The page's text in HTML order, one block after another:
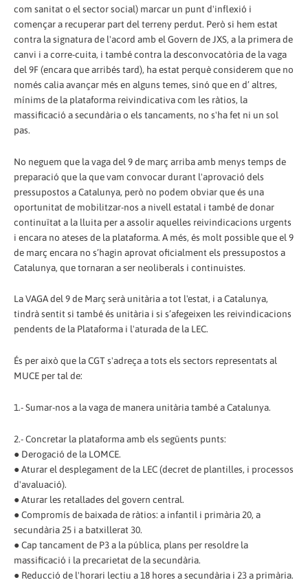
com sanitat o el sector social) marcar un punt d'inflexió i
començar a recuperar part del terreny perdut. Però si hem estat
contra la signatura de l'acord amb el Govern de JXS, a la primera de
canvi i a corre-cuita, i també contra la desconvocatòria de la vaga
del 9F (encara que arribés tard), ha estat perquè considerem que no
només calia avançar més en alguns temes, sinó que en d’ altres,
mínims de la plataforma reivindicativa com les ràtios, la
massificació a secundària o els tancaments, no s'ha fet ni un sol
pas.
No neguem que la vaga del 9 de març arriba amb menys temps de
preparació que la que vam convocar durant l'aprovació dels
pressupostos a Catalunya, però no podem obviar que és una
oportunitat de mobilitzar-nos a nivell estatal i també de donar
continuïtat a la lluita per a assolir aquelles reivindicacions urgents
i encara no ateses de la plataforma. A més, és molt possible que el 9
de març encara no s’hagin aprovat oficialment els pressupostos a
Catalunya, que tornaran a ser neoliberals i continuistes.
La VAGA del 9 de Març serà unitària a tot l'estat, i a Catalunya,
tindrà sentit si també és unitària i si s’afegeixen les reivindicacions
pendents de la Plataforma i l'aturada de la LEC.
És per això que la CGT s'adreça a tots els sectors representats al
MUCE per tal de:
1.- Sumar-nos a la vaga de manera unitària també a Catalunya.
2.- Concretar la plataforma amb els següents punts:
● Derogació de la LOMCE.
● Aturar el desplegament de la LEC (decret de plantilles, i processos
d'avaluació).
● Aturar les retallades del govern central.
● Compromís de baixada de ràtios: a infantil i primària 20, a
secundària 25 i a batxillerat 30.
● Cap tancament de P3 a la pública, plans per resoldre la
massificació i la precarietat de la secundària.
● Reducció de l'horari lectiu a 18 hores a secundària i 23 a primària.